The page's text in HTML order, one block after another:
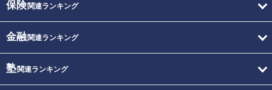
保険関連ランキング
金融関連ランキング
塾関連ランキング